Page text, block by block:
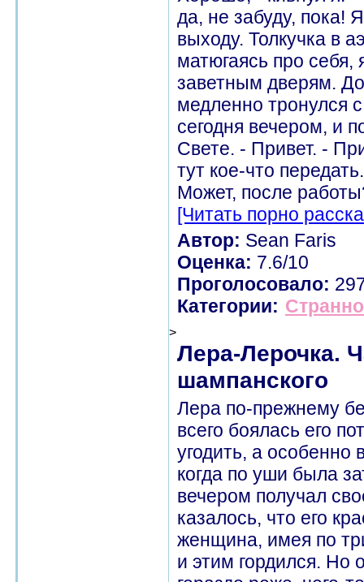
да, не забуду, пока!
выходу. Толкучка в
матюгаясь про себя,
заветным дверям.
медленно тронулся
сегодня вечером, и
Свете. - Привет. -
тут кое-что
Может, после
[Читать порно
Автор: Sean Faris
Оценка: 7.6/10
Проголосовало:
Категории:
>
Лера-Лерочка.
шампанского
Лера по-прежнему
всего боялась его
угодить, а особенно
когда по уши была
вечером получал
казалось, что его
женщина, имея по
и этим гордился. Но